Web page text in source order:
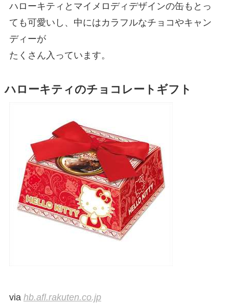
ハローキティとマイメロディデザインの缶もとっ
ても可愛いし、中にはカラフルなチョコやキャン
ディーが
たくさん入っています。
ハローキティのチョコレートギフト
via hb.afl.rakuten.co.jp